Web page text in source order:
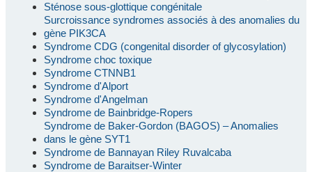
Sténose sous-glottique congénitale
Surcroissance syndromes associés à des anomalies du
gène PIK3CA
Syndrome CDG (congenital disorder of glycosylation)
Syndrome choc toxique
Syndrome CTNNB1
Syndrome d'Alport
Syndrome d'Angelman
Syndrome de Bainbridge-Ropers
Syndrome de Baker-Gordon (BAGOS) – Anomalies
dans le gène SYT1
Syndrome de Bannayan Riley Ruvalcaba
Syndrome de Baraitser-Winter